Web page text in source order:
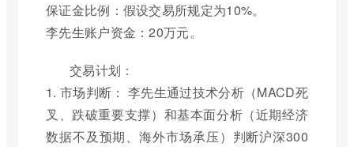
保证金比例：假设交易所规定为10%。
李先生账户资金：20万元。
交易计划：
1. 市场判断： 李先生通过技术分析（MACD死
叉、跌破重要支撑）和基本面分析（近期经济
数据不及预期、海外市场承压）判断沪深300